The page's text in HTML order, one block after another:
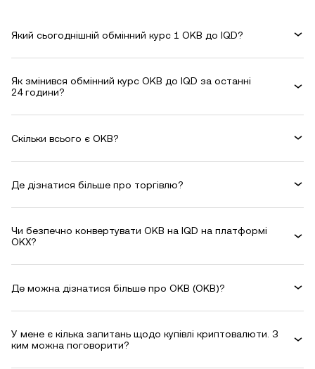
Який сьогоднішній обмінний курс 1 OKB до IQD?
Як змінився обмінний курс OKB до IQD за останні
24 години?
Скільки всього є OKB?
Де дізнатися більше про торгівлю?
Чи безпечно конвертувати OKB на IQD на платформі
OKX?
Де можна дізнатися більше про OKB (OKB)?
У мене є кілька запитань щодо купівлі криптовалюти. З
ким можна поговорити?